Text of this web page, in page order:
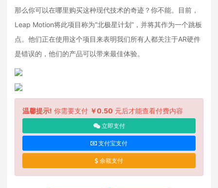
那么你可以在哪里购买这种现代技术的奇迹？你不能。目前，
Leap Motion将此项目称为“北极星计划”，并将其作为一个跳板
点。他们正在使用这个项目来表明我们所有人都关注于AR硬件
是错误的，他们的产品可以带来最佳体验。
温馨提示! 你需要支付 ￥0.50 元后才能查看付费内容
立即支付
支付宝支付
余额支付